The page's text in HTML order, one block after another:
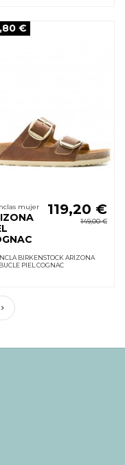
€
mujer 119,20 €
149,00 €
BIRKENSTOCK ARIZONA
PIEL COGNAC